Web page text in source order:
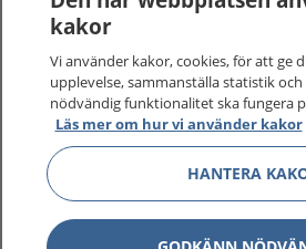
Kontakt
Behandling av personuppgifter
Hantering av kakor
Inställningar för kakor
kakor
Vi använder kakor, cookies, för att ge
upplevelse, sammanställa statistik
nödvändig funktionalitet ska fungera
Läs mer om hur vi använder kakor
HANTERA